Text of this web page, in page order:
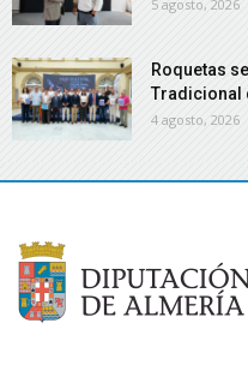
5 agosto, 2026
Roquetas
Tradicional
4 agosto, 2026